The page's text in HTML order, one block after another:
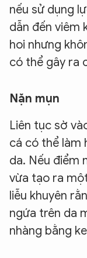
nếu sử dụng
dẫn đến viêm
hoi nhưng
có thể gây ra
Nặn mụn
Liên tục sờ
cá có thể làm
da. Nếu điểm
vừa tạo ra
liễu khuyên
ngứa trên da
nhàng bằng